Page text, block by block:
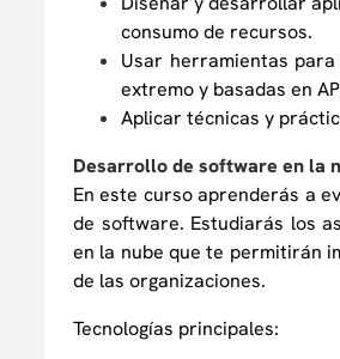
consumo de recursos.
Usar herramientas
extremo y basadas en
Aplicar técnicas y
Desarrollo de software en la
En este curso aprenderás a
de software. Estudiarás los
en la nube que te permitirán
de las organizaciones.
Tecnologías principales: